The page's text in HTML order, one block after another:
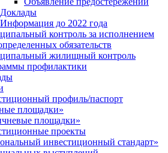
Доклады
Информация до 2022 года
контроль за исполнением
обязательств
жилищный контроль
профилактики
профиль/паспорт
площадки»
площадки»
проекты
инвестиционный стандарт»